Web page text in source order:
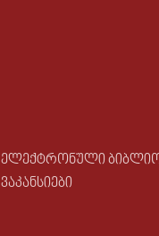
ᲔᲚᲔᲥᲢᲠᲝᲜᲣᲚᲘ
ᲕᲐᲙᲐᲜᲡᲘᲔᲑᲘ